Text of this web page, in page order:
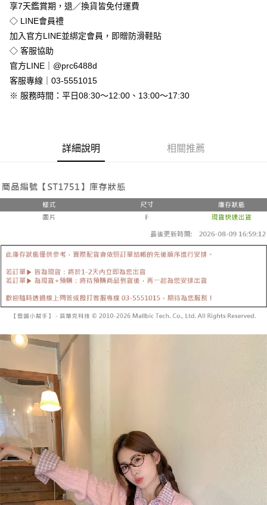
運送方式
全家付款取貨
免運費
付款後全家取貨
免運費
付款後7-11取貨
每筆NT$90，滿NT$999(含以上)免運費
每筆NT$90，滿NT$999(含以上)免運費
【宇迅國際】限一般住址，不支援智能櫃
享7天鑑賞期，退／換貨皆免付運費
◇ LINE會員禮
加入官方LINE並綁定會員，即贈防滑鞋貼
◇ 客服協助
官方LINE｜@prc6488d
客服專線｜03-5551015
※ 服務時間：平日08:30～12:00、13:00～17:30
詳細說明 相關推薦